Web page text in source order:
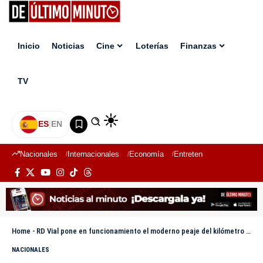
Inicio Noticias Cine Loterías Finanzas
TV
ES|EN
Nacionales Internacionales Economía Entretenimiento
Home - RD Vial pone en funcionamiento el moderno peaje del kilómetro 32 de la autopista Duarte este domingo
NACIONALES